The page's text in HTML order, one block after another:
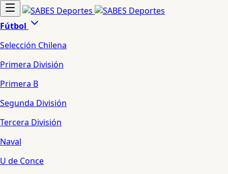
Fútbol
Selección Chilena
Primera División
Primera B
Segunda División
Tercera División
Naval
U de Conce